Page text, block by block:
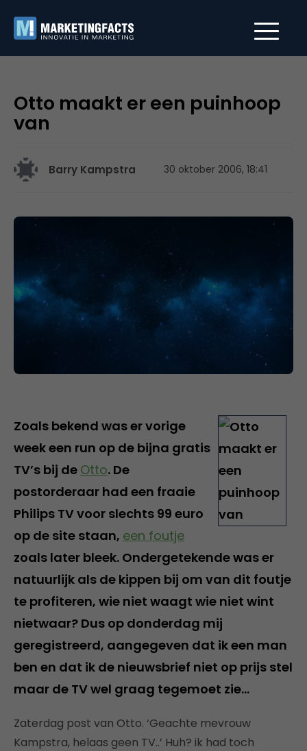
Otto maakt er een puinhoop
van
Barry Kampstra 30 oktober 2006, 18:41
Zoals bekend was er vorige
week een run op de bijna gratis
TV’s bij de Otto. De
postorderaar had een fraaie
Philips TV voor slechts 99 euro
op de site staan, een foutje
zoals later bleek. Ondergetekende was er
natuurlijk als de kippen bij om van dit foutje
te profiteren, wie niet waagt wie niet wint
nietwaar? Dus op donderdag mij
geregistreerd, aangegeven dat ik een man
ben en dat ik de nieuwsbrief niet op prijs stel
maar de TV wel graag tegemoet zie…
Zaterdag post van Otto. ‘Geachte mevrouw
Kampstra, helaas geen TV..’ Huh? ik had toch